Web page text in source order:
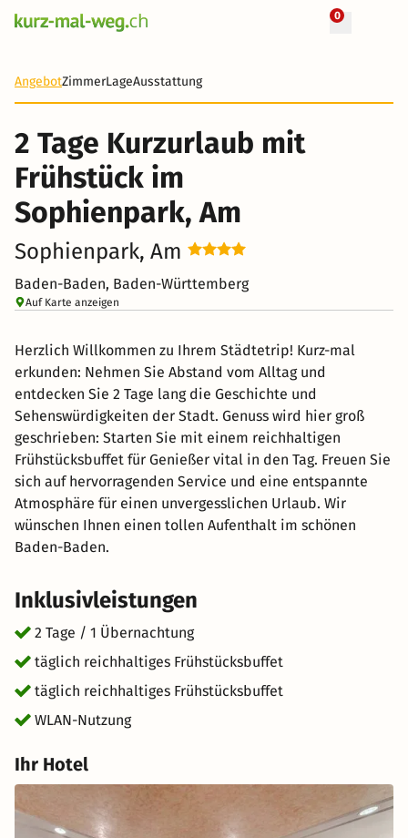
0
AngebotZimmerLageAusstattung
2 Tage Kurzurlaub mit
Frühstück im
Sophienpark, Am
Sophienpark, Am
Baden-Baden, Baden-Württemberg
Auf Karte anzeigen
Herzlich Willkommen zu Ihrem Städtetrip! Kurz-mal
erkunden: Nehmen Sie Abstand vom Alltag und
entdecken Sie 2 Tage lang die Geschichte und
Sehenswürdigkeiten der Stadt. Genuss wird hier groß
geschrieben: Starten Sie mit einem reichhaltigen
Frühstücksbuffet für Genießer vital in den Tag. Freuen Sie
sich auf hervorragenden Service und eine entspannte
Atmosphäre für einen unvergesslichen Urlaub. Wir
wünschen Ihnen einen tollen Aufenthalt im schönen
Baden-Baden.
Inklusivleistungen
2 Tage / 1 Übernachtung
täglich reichhaltiges Frühstücksbuffet
täglich reichhaltiges Frühstücksbuffet
WLAN-Nutzung
Ihr Hotel